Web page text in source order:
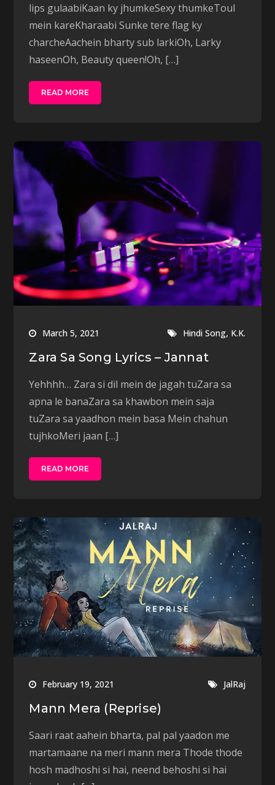
lips gulaabiKaan ky jhumkeSexy thumkeToul
mein kareKharaabi Sunke tere flag ky
charcheAachein bharty sub larkiOh, Larky
haseenOh, Beauty queen!Oh, […]
READ MORE
March 5, 2021 Hindi Song, K.K.
Zara Sa Song Lyrics – Jannat
Yehhhh… Zara si dil mein de jagah tuZara sa
apna le banaZara sa khawbon mein saja
tuZara sa yaadhon mein basa Mein chahun
tujhkoMeri jaan […]
READ MORE
February 19, 2021 JalRaj
Mann Mera (Reprise)
Saari raat aahein bharta, pal pal yaadon me
martamaane na meri mann mera Thode thode
hosh madhoshi si hai, neend behoshi si hai